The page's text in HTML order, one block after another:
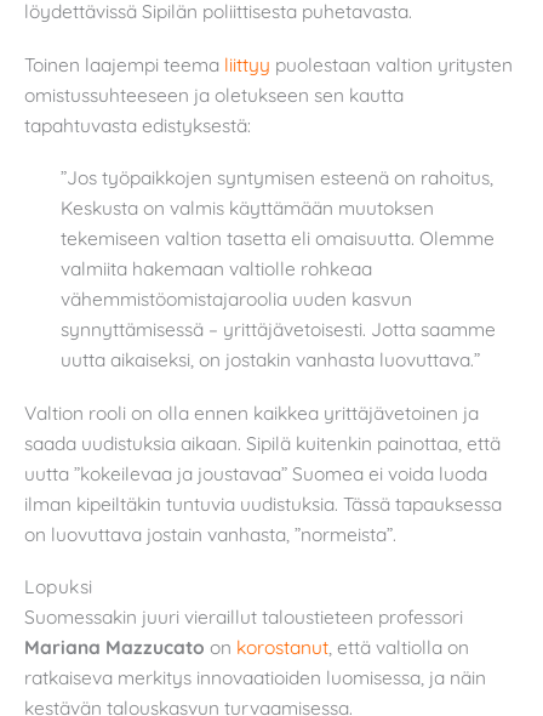
löydettävissä Sipilän poliittisesta puhetavasta.
Toinen laajempi teema liittyy puolestaan valtion yritysten
omistussuhteeseen ja oletukseen sen kautta
tapahtuvasta edistyksestä:
”Jos työpaikkojen syntymisen esteenä on rahoitus,
Keskusta on valmis käyttämään muutoksen
tekemiseen valtion tasetta eli omaisuutta. Olemme
valmiita hakemaan valtiolle rohkeaa
vähemmistöomistajaroolia uuden kasvun
synnyttämisessä – yrittäjävetoisesti. Jotta saamme
uutta aikaiseksi, on jostakin vanhasta luovuttava.”
Valtion rooli on olla ennen kaikkea yrittäjävetoinen ja
saada uudistuksia aikaan. Sipilä kuitenkin painottaa, että
uutta ”kokeilevaa ja joustavaa” Suomea ei voida luoda
ilman kipeiltäkin tuntuvia uudistuksia. Tässä tapauksessa
on luovuttava jostain vanhasta, ”normeista”.
Lopuksi
Suomessakin juuri vieraillut taloustieteen professori
Mariana Mazzucato on korostanut, että valtiolla on
ratkaiseva merkitys innovaatioiden luomisessa, ja näin
kestävän talouskasvun turvaamisessa.